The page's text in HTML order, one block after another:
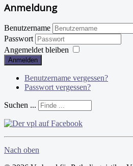
Anmeldung
Benutzername
Passwort
Angemeldet bleiben
Anmelden
Benutzername vergessen?
Passwort vergessen?
Suchen ...
Nach oben